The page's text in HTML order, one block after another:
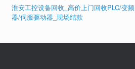
淮安工控设备回收_高价上门回收PLC/变频
器/伺服驱动器_现场结款